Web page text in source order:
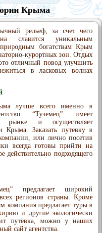
Крыма
рельеф, за счет чего
славится уникальным
богатствам Крым
курортных зон. Отдых
отличный повод улучшить
в ласковых волнах
лучше всего именно в
“Туземец” имеет
рынке и осуществляет
Крыма. Заказать путевку в
или лично посетив
всегда готовы прийти на
подходящего
предлагает широкий
регионов страны. Кроме
компания предлагает туры в
и другие экологически
путёвка, можно у наших
сайт агентства.